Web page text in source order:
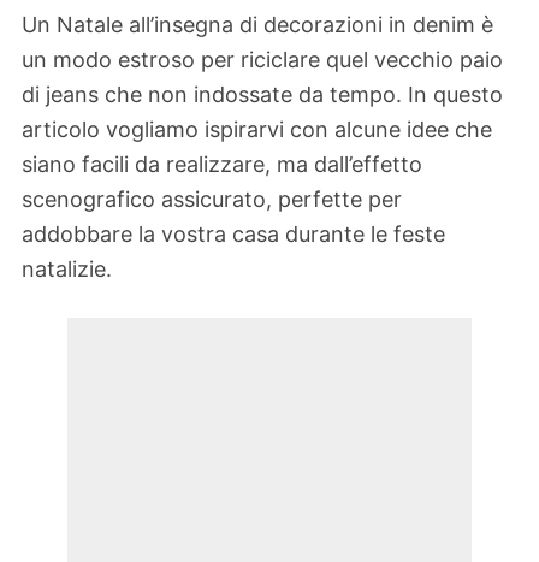
Un Natale all’insegna di decorazioni in denim è
un modo estroso per riciclare quel vecchio paio
di jeans che non indossate da tempo. In questo
articolo vogliamo ispirarvi con alcune idee che
siano facili da realizzare, ma dall’effetto
scenografico assicurato, perfette per
addobbare la vostra casa durante le feste
natalizie.